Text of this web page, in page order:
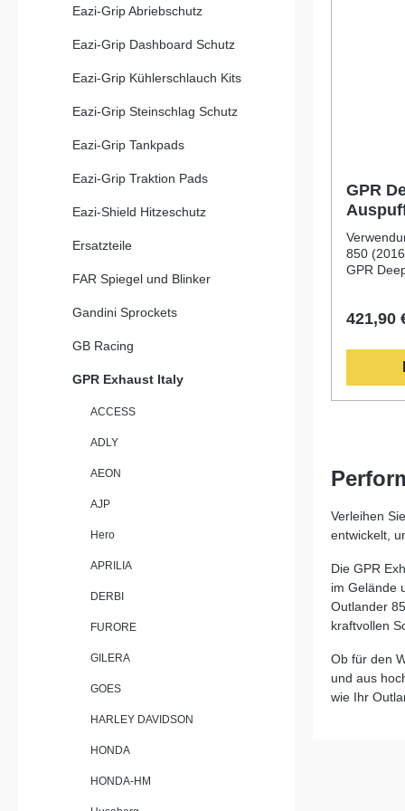
Eazi-Grip Abriebschutz
Eazi-Grip Dashboard Schutz
Eazi-Grip Kühlerschlauch Kits
Eazi-Grip Steinschlag Schutz
Eazi-Grip Tankpads
Eazi-Grip Traktion Pads
Eazi-Shield Hitzeschutz
Ersatzteile
FAR Spiegel und Blinker
Gandini Sprockets
GB Racing
GPR Exhaust Italy
ACCESS
ADLY
AEON
AJP
Hero
APRILIA
DERBI
FURORE
GILERA
GOES
HARLEY DAVIDSON
HONDA
HONDA-HM
GPR
850
GPR
Baujahre
GPR in
spürbare
und Stil
Plug-and-
der
optimale
in einer
konstant
Ihnen,
– für
421,90
Verleihen
entwickelt,
Die GPR
im Gelände
Outlander
kraftvollen
Ob für den
und aus
wie Ihr